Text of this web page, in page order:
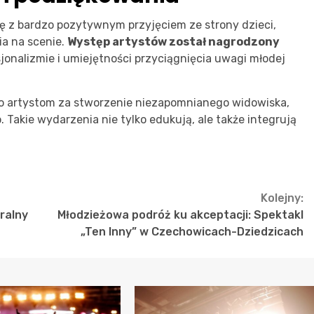
z bardzo pozytywnym przyjęciem ze strony dzieci,
na scenie. Występ artystów został nagrodzony
i umiejętności przyciągnięcia uwagi młodej
za stworzenie niezapomnianego widowiska,
wydarzenia nie tylko edukują, ale także integrują
Kolejny:
Młodzieżowa podróż ku akceptacji: Spektakl
„Ten Inny” w Czechowicach-Dziedzicach